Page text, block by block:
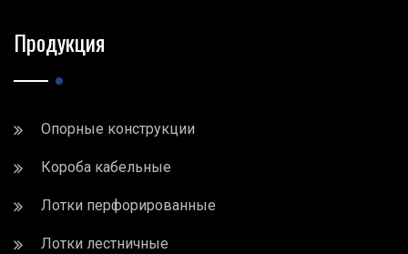
Продукция
Опорные конструкции
Короба кабельные
Лотки перфорированные
Лотки лестничные